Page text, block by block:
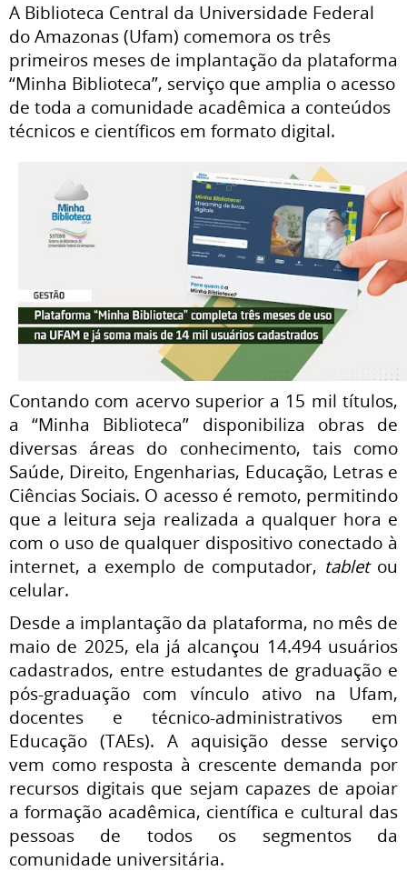
A Biblioteca Central da Universidade Federal
do Amazonas (Ufam) comemora os três
primeiros meses de implantação da plataforma
“Minha Biblioteca”, serviço que amplia o acesso
de toda a comunidade acadêmica a conteúdos
técnicos e científicos em formato digital.
Contando com acervo superior a 15 mil títulos,
a “Minha Biblioteca” disponibiliza obras de
diversas áreas do conhecimento, tais como
Saúde, Direito, Engenharias, Educação, Letras e
Ciências Sociais. O acesso é remoto, permitindo
que a leitura seja realizada a qualquer hora e
com o uso de qualquer dispositivo conectado à
internet, a exemplo de computador, tabletou
celular.
Desde a implantação da plataforma, no mês de
maio de 2025, ela já alcançou 14.494 usuários
cadastrados, entre estudantes de graduação e
pós-graduação com vínculo ativo na Ufam,
docentes e técnico-administrativos em
Educação (TAEs). A aquisição desse serviço
vem como resposta à crescente demanda por
recursos digitais que sejam capazes de apoiar
a formação acadêmica, científica e cultural das
pessoas de todos os segmentos da
comunidade universitária.